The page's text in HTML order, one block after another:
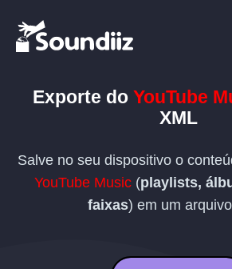
Exporte do YouTube
XML
Salve no seu dispositivo o
YouTube Music (playlists,
faixas) em um arquivo